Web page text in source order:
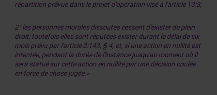
répartition prévue dans le projet d'opération visé à l'article 13:3;
2° les personnes morales dissoutes cessent d'exister de plein
droit; toutefois elles sont réputées exister durant le délai de six
mois prévu par l'article 2:143, § 4, et, si une action en nullité est
intentée, pendant la durée de l'instance jusqu'au moment où il
sera statué sur cette action en nullité par une décision coulée
en force de chose jugée.»